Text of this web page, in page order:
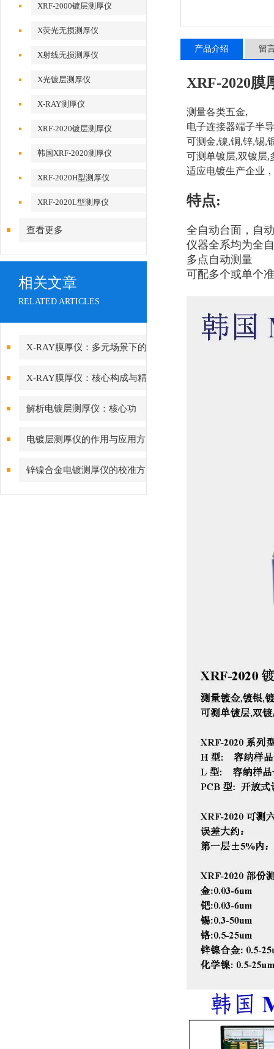
XRF-2000镀层测厚仪
X荧光无损测厚仪
X射线无损测厚仪
X光镀层测厚仪
X-RAY测厚仪
XRF-2020镀层测厚仪
韩国XRF-2020测厚仪
XRF-2020H型测厚仪
XRF-2020L型测厚仪
查看更多
相关文章
RELATED ARTICLES
X-RAY膜厚仪：多元场景下的
精准检测边界
X-RAY膜厚仪：核心构成与精
密协作的科技密码
解析电镀层测厚仪：核心功
能、行业应用与技术亮点
电镀层测厚仪的作用与应用方
向分析
锌镍合金电镀测厚仪的校准方
法与重要性
产品介绍 留
XRF-2020膜
测量各类五金,
电子连接器端子半
可测金,镍,铜,锌,锡,
可测单镀层,双镀层,
适应电镀生产企业
特点:
全自动台面，自
仪器全系均为全
多点自动测量
可配多个或单个